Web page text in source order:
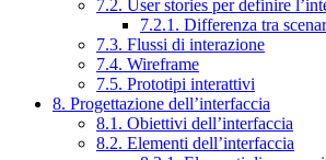
7.2. User stories per definire
7.2.1. Differenza tra
7.3. Flussi di interazione
7.4. Wireframe
7.5. Prototipi interattivi
8. Progettazione dell’interfaccia
8.1. Obiettivi dell’interfaccia
8.2. Elementi dell’interfaccia